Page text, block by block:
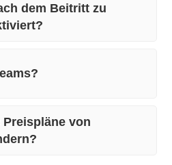
dem Beitritt zu
von